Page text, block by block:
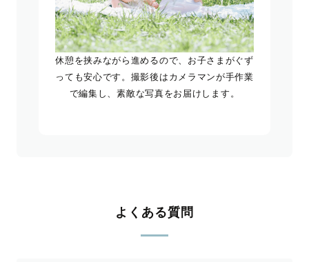
休憩を挟みながら進めるので、お子さまがぐず
っても安心です。撮影後はカメラマンが手作業
で編集し、素敵な写真をお届けします。
よくある質問